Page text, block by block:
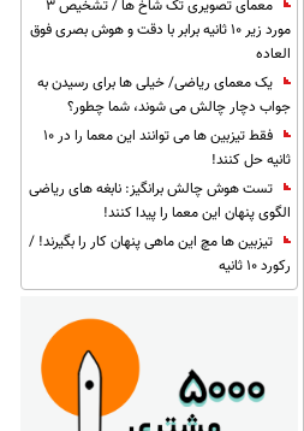
معمای تصویری تک شاخ ها / تشخیص 3
مورد زیر 10 ثانیه برابر با دقت و هوش بصری فوق
العاده
یک معمای ریاضی/ خیلی ها برای رسیدن به
جواب دچار چالش می شوند، شما چطور؟
فقط تیزبین ها می توانند این معما را در 10
ثانیه حل کنند!
تست هوش چالش برانگیز: نابغه های ریاضی
الگوی پنهان این معما را پیدا کنند!
تیزبین ها مچ این ماهی پنهان کار را بگیرند! /
رکورد 10 ثانیه